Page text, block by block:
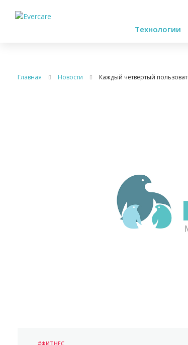
Технологии
Главная Новости Каждый четвертый
#ФИТНЕС